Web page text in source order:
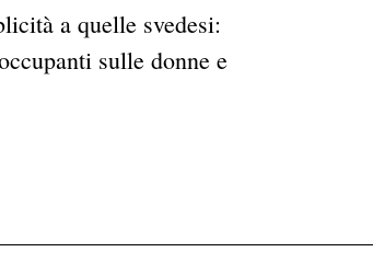
a quelle svedesi:
sulle donne e